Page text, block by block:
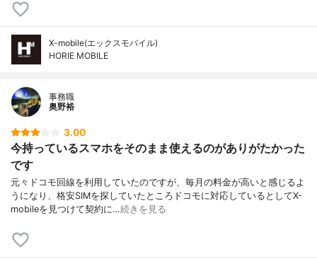
X-mobile(エックスモバイル)
HORIE MOBILE
事務職
奥野裕
3.00
今持っているスマホをそのまま使えるのがありがたかった
です
元々ドコモ回線を利用していたのですが、毎月の料金が高いと感じるよ
うになり、格安SIMを探していたところドコモに対応しているとしてX-
mobileを見つけて契約に…続きを見る